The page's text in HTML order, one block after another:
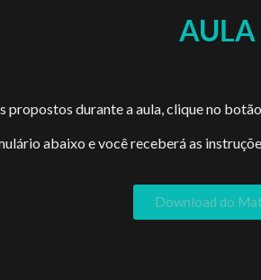
AULA
durante a aula, clique no
abaixo e você receberá as
Download do